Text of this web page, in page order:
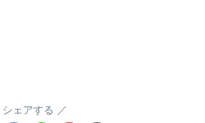
シェアする